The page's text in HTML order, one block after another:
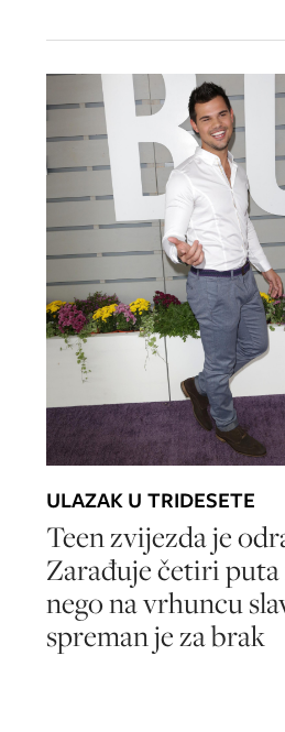
ULAZAK U TRIDESETE
Teen zvijezda je
Zarađuje četiri puta
nego na vrhuncu
spreman je za brak